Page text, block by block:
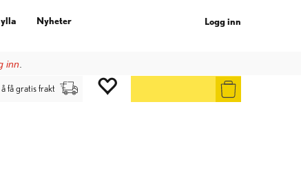
Logg inn
inn
Nyheter
få gratis frakt